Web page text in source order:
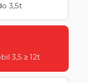
3,5t
3,5 ≥ 12t